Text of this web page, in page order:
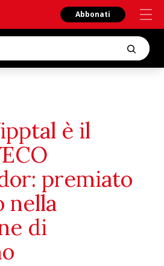
Abbonati
è il
premiato
nella
di